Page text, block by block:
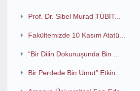
Prof. Dr. Sibel Murad TÜBİT...
Fakültemizde 10 Kasım Atatü...
“Bir Dilin Dokunuşunda Bin ...
Bir Perdede Bin Umut” Etkin...